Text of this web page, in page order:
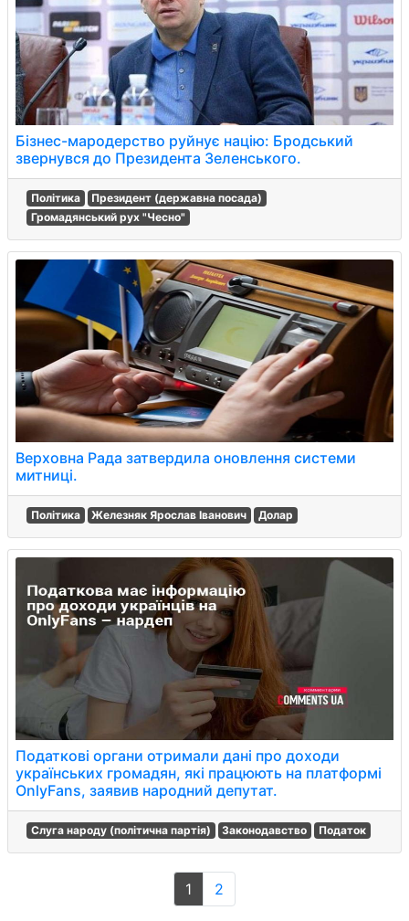
Бізнес-мародерство руйнує націю: Бродський
звернувся до Президента Зеленського.
Політика
Президент (державна посада)
Громадянський рух "Чесно"
Верховна Рада затвердила оновлення системи
митниці.
Політика Железняк Ярослав Іванович Долар
Податкові органи отримали дані про доходи
українських громадян, які працюють на платформі
OnlyFans, заявив народний депутат.
Слуга народу (політична партія) Законодавство Податок
1 2